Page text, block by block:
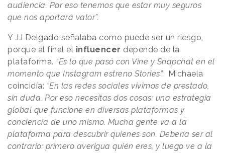
audiencia. Por eso tenemos que estar muy seguros
que nos aportará valor”.
Y JJ Delgado señalaba como puede ser un riesgo,
porque al final el influencer depende de la
plataforma. “Es lo que pasó con Vine y Snapchat en el
momento que Instagram estreno Stories”.
Michaela
coincidía: “En las redes sociales vivimos de prestado,
sin duda. Por eso necesitas dos cosas: una estrategia
global que funcione en diversas plataformas y
conciencia de uno mismo. Mucha gente va a la
plataforma para descubrir quienes son. Debería ser al
contrario: primero averigua quién eres, y luego ve a la